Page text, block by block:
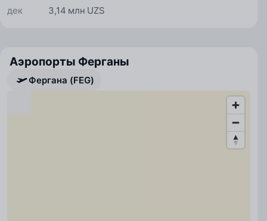
3,14 млн UZS
дек
Аэропорты Ферганы
Фергана (FEG)